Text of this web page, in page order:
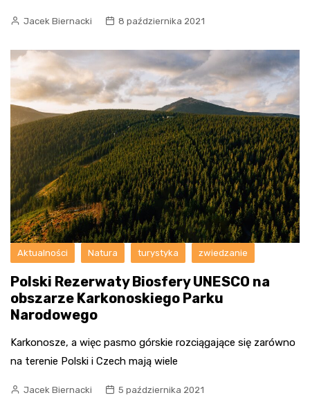
Jacek Biernacki 8 października 2021
Aktualności Natura turystyka zwiedzanie
Polski Rezerwaty Biosfery UNESCO na
obszarze Karkonoskiego Parku
Narodowego
Karkonosze, a więc pasmo górskie rozciągające się zarówno
na terenie Polski i Czech mają wiele
Jacek Biernacki 5 października 2021